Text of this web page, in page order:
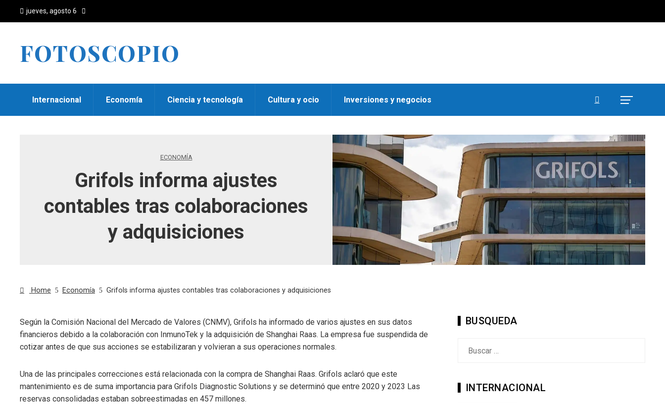
jueves, agosto 6
FOTOSCOPIO
Internacional Economía Ciencia y tecnología Cultura y ocio Inversiones y negocios
ECONOMÍA
Grifols informa ajustes
contables tras colaboraciones
y adquisiciones
Home Economía Grifols informa ajustes contables tras colaboraciones y adquisiciones
Según la Comisión Nacional del Mercado de Valores (CNMV), Grifols ha informado de varios ajustes en sus datos
financieros debido a la colaboración con InmunoTek y la adquisición de Shanghai Raas. La empresa fue suspendida de
cotizar antes de que sus acciones se estabilizaran y volvieran a sus operaciones normales.
Una de las principales correcciones está relacionada con la compra de Shanghai Raas. Grifols aclaró que este
mantenimiento es de suma importancia para Grifols Diagnostic Solutions y se determinó que entre 2020 y 2023 Las
reservas consolidadas estaban sobreestimadas en 457 millones.
BUSQUEDA
INTERNACIONAL